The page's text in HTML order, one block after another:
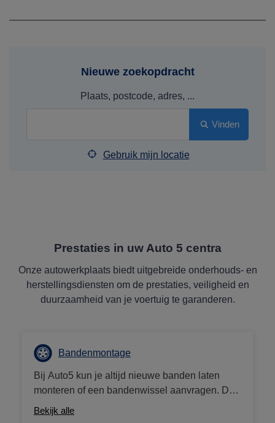
Nieuwe zoekopdracht
Plaats, postcode, adres, ...
Vinden
Gebruik mijn locatie
Prestaties in uw Auto 5 centra
Onze autowerkplaats biedt uitgebreide onderhouds- en
herstellingsdiensten om de prestaties, veiligheid en
duurzaamheid van je voertuig te garanderen.
Bandenmontage
Bij Auto5 kun je altijd nieuwe banden laten
monteren of een bandenwissel aanvragen. De
veiligheid van uw auto is onze topprioriteit en
Bekijk alle